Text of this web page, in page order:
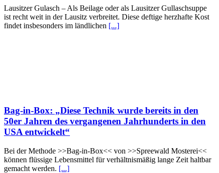
Lausitzer Gulasch – Als Beilage oder als Lausitzer Gullaschsuppe
ist recht weit in der Lausitz verbreitet. Diese deftige herzhafte Kost
findet insbesonders im ländlichen [...]
Bag-in-Box: „Diese Technik wurde bereits in den
50er Jahren des vergangenen Jahrhunderts in den
USA entwickelt“
Bei der Methode >>Bag-in-Box<< von >>Spreewald Mosterei<<
können flüssige Lebensmittel für verhältnismäßig lange Zeit haltbar
gemacht werden. [...]